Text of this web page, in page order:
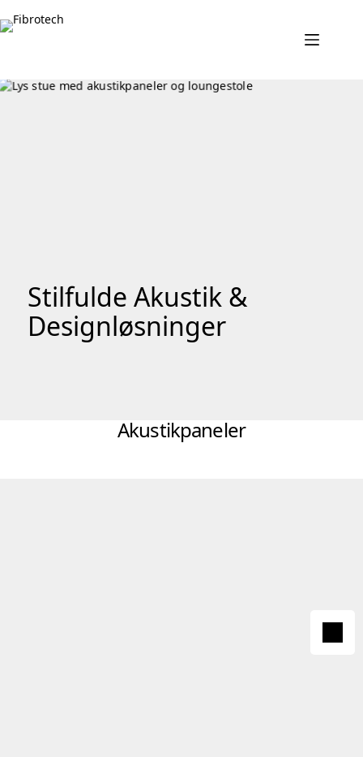
til
indhold
Stilfulde Akustik &
Designløsninger
Akustikpaneler